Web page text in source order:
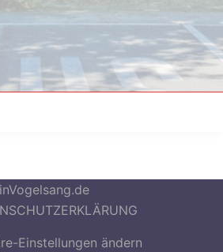
Einstellungen ändern